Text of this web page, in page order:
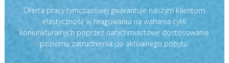
Oferta pracy tymczasowej gwarantuje naszym Klientom
elastyczność w reagowaniu na wahania cykli
koniunkturalnych poprzez natychmiastowe dostosowanie
poziomu zatrudnienia do aktualnego popytu.